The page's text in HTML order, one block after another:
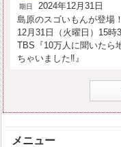
期日
2024年12月31日
島原のスゴいもんが登場
12月31日（火曜日）15時
TBS『10万人に聞いたら
ちゃいました‼』
メニュー